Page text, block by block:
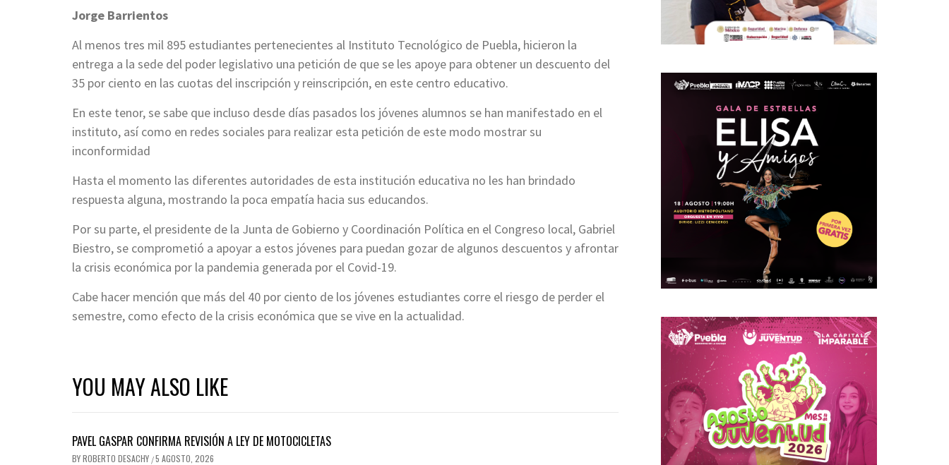
Jorge Barrientos
Al menos tres mil 895 estudiantes pertenecientes al Instituto Tecnológico de Puebla, hicieron la
entrega a la sede del poder legislativo una petición de que se les apoye para obtener un descuento del
35 por ciento en las cuotas del inscripción y reinscripción, en este centro educativo.
En este tenor, se sabe que incluso desde días pasados los jóvenes alumnos se han manifestado en el
instituto, así como en redes sociales para realizar esta petición de este modo mostrar su
inconformidad
Hasta el momento las diferentes autoridades de esta institución educativa no les han brindado
respuesta alguna, mostrando la poca empatía hacia sus educandos.
Por su parte, el presidente de la Junta de Gobierno y Coordinación Política en el Congreso local, Gabriel
Biestro, se comprometió a apoyar a estos jóvenes para puedan gozar de algunos descuentos y afrontar
la crisis económica por la pandemia generada por el Covid-19.
Cabe hacer mención que más del 40 por ciento de los jóvenes estudiantes corre el riesgo de perder el
semestre, como efecto de la crisis económica que se vive en la actualidad.
YOU MAY ALSO LIKE
PAVEL GASPAR CONFIRMA REVISIÓN A LEY DE MOTOCICLETAS
BYROBERTO DESACHY /5 AGOSTO, 2026